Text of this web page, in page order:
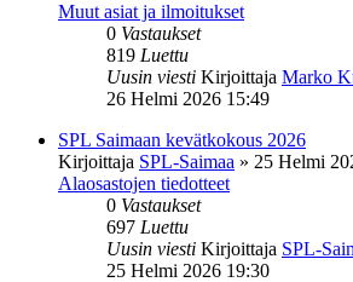
Muut asiat ja ilmoitukset
0 Vastaukset
819 Luettu
Uusin viesti Kirjoittaja Marko
26 Helmi 2026 15:49
SPL Saimaan kevätkokous 2026
Kirjoittaja SPL-Saimaa » 25 Helmi
Alaosastojen tiedotteet
0 Vastaukset
697 Luettu
Uusin viesti Kirjoittaja SPL-
25 Helmi 2026 19:30